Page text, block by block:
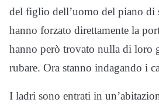
del figlio dell’uomo del piano di
hanno forzato direttamente la
hanno però trovato nulla di loro
rubare. Ora stanno indagando i
I ladri sono entrati in